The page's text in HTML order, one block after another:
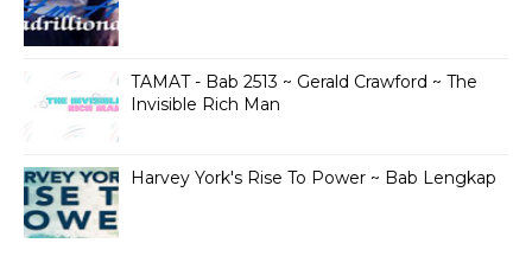
TAMAT - Bab 2513 ~ Gerald Crawford ~ The
Invisible Rich Man
Harvey York's Rise To Power ~ Bab Lengkap